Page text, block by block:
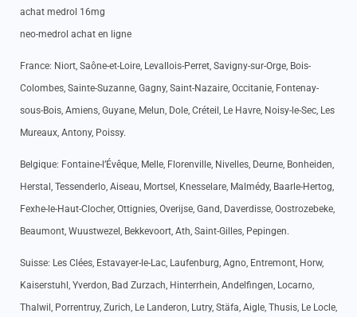
achat medrol 16mg
neo-medrol achat en ligne
France: Niort, Saône-et-Loire, Levallois-Perret, Savigny-sur-Orge, Bois-
Colombes, Sainte-Suzanne, Gagny, Saint-Nazaire, Occitanie, Fontenay-
sous-Bois, Amiens, Guyane, Melun, Dole, Créteil, Le Havre, Noisy-le-Sec, Les
Mureaux, Antony, Poissy.
Belgique: Fontaine-l’Évêque, Melle, Florenville, Nivelles, Deurne, Bonheiden,
Herstal, Tessenderlo, Aiseau, Mortsel, Knesselare, Malmédy, Baarle-Hertog,
Fexhe-le-Haut-Clocher, Ottignies, Overijse, Gand, Daverdisse, Oostrozebeke,
Beaumont, Wuustwezel, Bekkevoort, Ath, Saint-Gilles, Pepingen.
Suisse: Les Clées, Estavayer-le-Lac, Laufenburg, Agno, Entremont, Horw,
Kaiserstuhl, Yverdon, Bad Zurzach, Hinterrhein, Andelfingen, Locarno,
Thalwil, Porrentruy, Zurich, Le Landeron, Lutry, Stäfa, Aigle, Thusis, Le Locle,